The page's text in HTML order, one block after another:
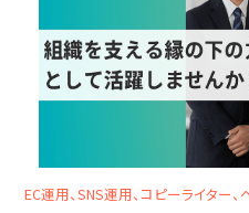
EC運用、SNS運用、コピーライター